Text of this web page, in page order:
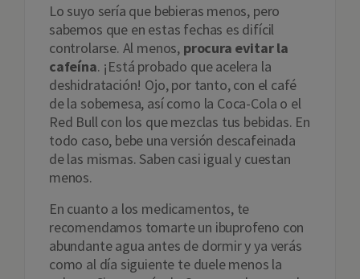
Lo suyo sería que bebieras menos, pero
sabemos que en estas fechas es difícil
controlarse. Al menos, procura evitar la
cafeína. ¡Está probado que acelera la
deshidratación! Ojo, por tanto, con el café
de la sobemesa, así como la Coca-Cola o el
Red Bull con los que mezclas tus bebidas. En
todo caso, bebe una versión descafeinada
de las mismas. Saben casi igual y cuestan
menos.
En cuanto a los medicamentos, te
recomendamos tomarte un ibuprofeno con
abundante agua antes de dormir y ya verás
como al día siguiente te duele menos la